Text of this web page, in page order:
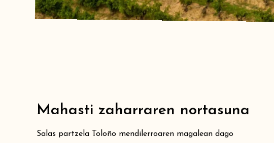
Mahasti zaharraren nortasuna
Salas partzela Toloño mendilerroaren magalean dago